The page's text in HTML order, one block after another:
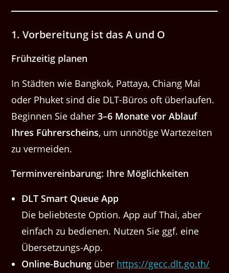
1. Vorbereitung ist das A und O
Frühzeitig planen
In Städten wie Bangkok, Pattaya, Chiang Mai
oder Phuket sind die DLT-Büros oft überlaufen.
Beginnen Sie daher3–6 Monate vor Ablauf
Ihres Führerscheins, um unnötige Wartezeiten
zu vermeiden.
Terminvereinbarung: Ihre Möglichkeiten
DLT Smart Queue App
Die beliebteste Option. App auf Thai, aber
einfach zu bedienen. Nutzen Sie ggf. eine
Übersetzungs-App.
Online-Buchung über https://gecc.dlt.go.th/